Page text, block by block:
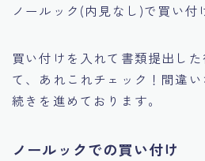
ノールック(内見なし)で買い付
買い付けを入れて書類提出し
て、あれこれチェック！間違
続きを進めております。
ノールックでの買い付け